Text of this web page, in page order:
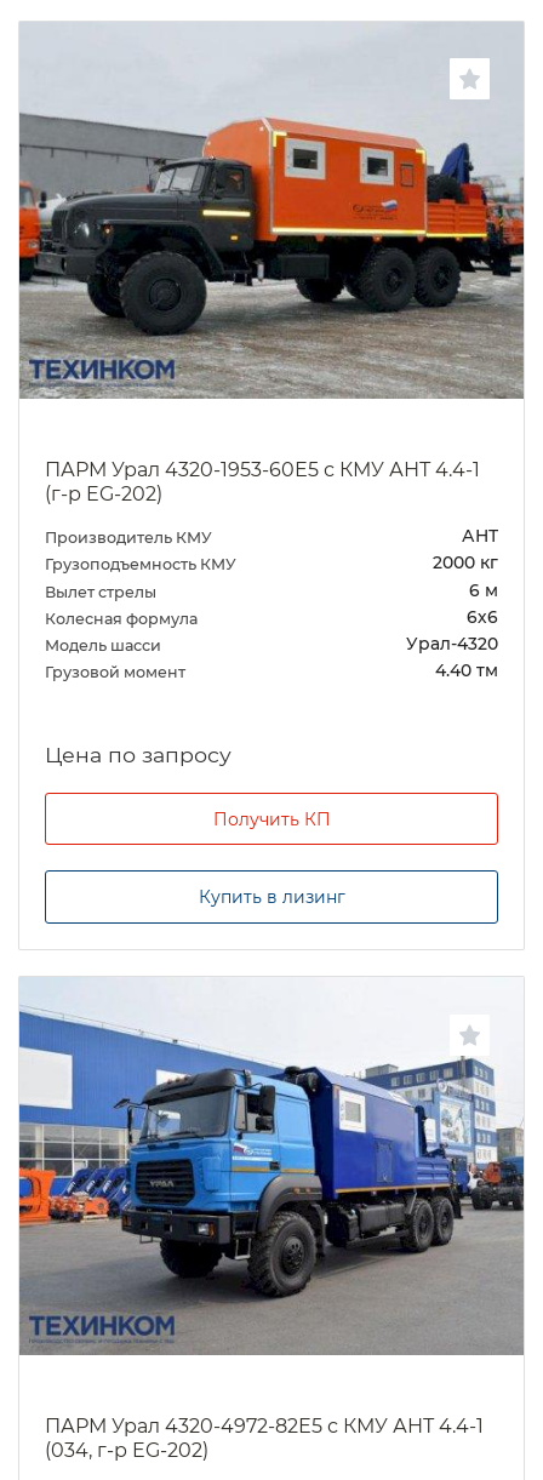
ПАРМ Урал 4320-1953-60Е5 с КМУ АНТ 4.4-1
(г-р EG-202)
Производитель КМУ АНТ
Грузоподъемность КМУ 2000 кг
Вылет стрелы 6 м
Колесная формула 6х6
Модель шасси Урал-4320
Грузовой момент 4.40 тм
Цена по запросу
Получить КП
Купить в лизинг
ПАРМ Урал 4320-4972-82Е5 с КМУ АНТ 4.4-1
(034, г-р EG-202)